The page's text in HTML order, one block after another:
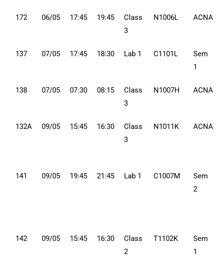
172 06/05 17:45 19:45
Class
3
N1006L ACNA
137 07/05 17:45 18:30 Lab 1 C1101L
Sem
1
138 07/05 07:30 08:15
Class
3
N1007H ACNA
132A 09/05 15:45 16:30
Class
3
N1011K ACNA
141 09/05 19:45 21:45 Lab 1 C1007M
Sem
2
142 09/05 15:45 16:30
Class
2
T1102K
Sem
1